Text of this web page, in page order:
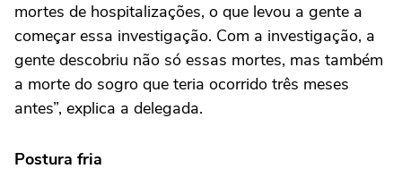
mortes de hospitalizações, o que levou a gente a
começar essa investigação. Com a investigação, a
gente descobriu não só essas mortes, mas também
a morte do sogro que teria ocorrido três meses
antes”, explica a delegada.
Postura fria